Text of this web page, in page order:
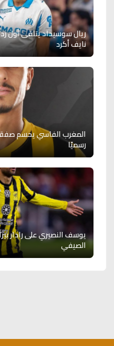
ريال سوسيداد يتلقى أول
نايف أكرد
المغرب الفاسي يحسم
رسميًا
يوسف النصيري على رادار
الصيفي